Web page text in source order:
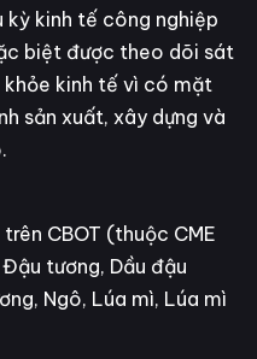
kỳ kinh tế công nghiệp
biệt được theo dõi sát
khỏe kinh tế vì có mặt
sản xuất, xây dựng và
CBOT (thuộc CME
tương, Dầu đậu
Ngô, Lúa mì, Lúa mì